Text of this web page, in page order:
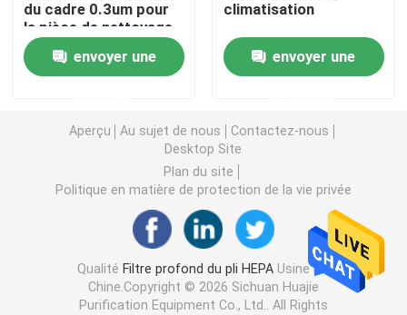
Filtre à air de sac
Filtre à air de HEPA
Filtre à air de la CAHT
Filtre du joint HEPA de gel
Filtre à hautes températures de HEPA
Filtre de banque de V
du cadre 0.3um pour
la pièce de nettoyage
envoyer une
climatisation
envoyer une
Aperçu Au sujet de nous
Contactez-nous
Desktop Site
Plan du site
Politique en matière de protection de la vie privée
Qualité Filtre profond du pli HEPA Usine De
Chine.Copyright © 2026 Sichuan Huajie
Purification Equipment Co., Ltd.. All Rights